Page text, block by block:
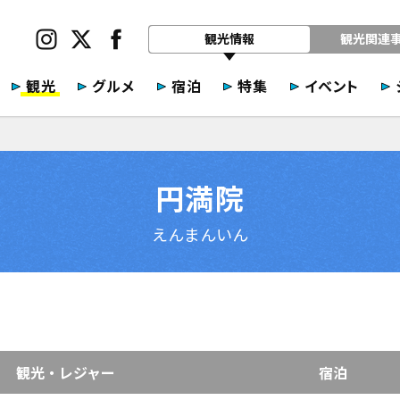
観光情報 観光関連
観光 グルメ 宿泊 特集 イベント
円満院
えんまんいん
観光・レジャー 宿泊